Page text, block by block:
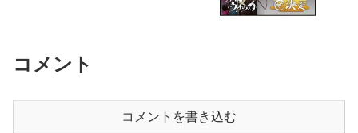
コメント
コメントを書き込む